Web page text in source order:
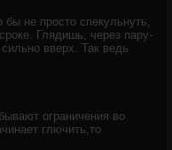
не просто спекульнуть,
Глядишь, через пару-
вверх. Так ведь
ограничения во
глючить,то